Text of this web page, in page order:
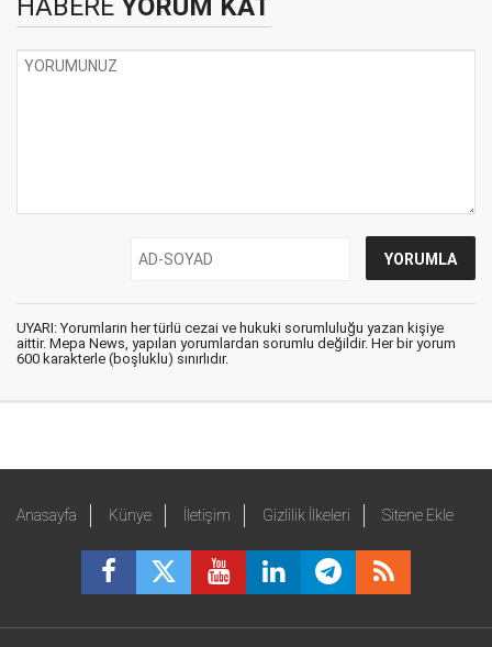
HABERE YORUM KAT
UYARI: Yorumların her türlü cezai ve hukuki sorumluluğu yazan kişiye
aittir. Mepa News, yapılan yorumlardan sorumlu değildir. Her bir yorum
600 karakterle (boşluklu) sınırlıdır.
Anasayfa Künye İletişim Gizlilik İlkeleri Sitene Ekle